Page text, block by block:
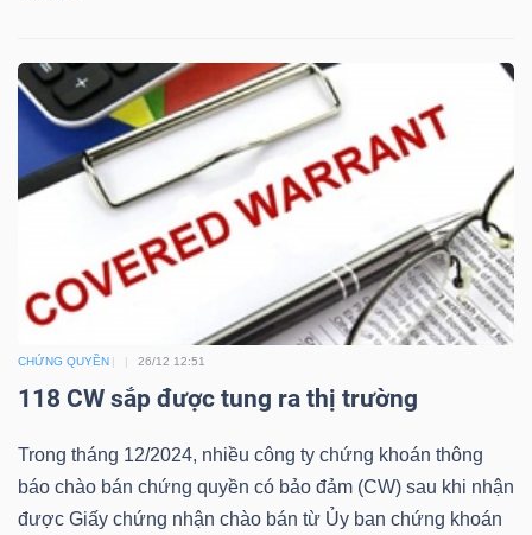
CHỨNG QUYỀN 26/12 12:51
118 CW sắp được tung ra thị trường
Trong tháng 12/2024, nhiều công ty chứng khoán thông
báo chào bán chứng quyền có bảo đảm (CW) sau khi nhận
được Giấy chứng nhận chào bán từ Ủy ban chứng khoán
Tất cả Người nội bộ Người liên quan
Tin
tức
Bài
của
tác
(-)